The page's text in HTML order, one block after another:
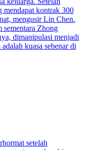
bertahun-tahun,
dia berpura-pura
dan disekap selama
dengan hati-hati dan
lalu, dia mengejar
hidup baru